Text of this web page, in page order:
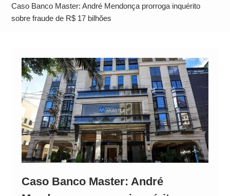
Neymar Chama Santos de “Esquisito” após
Vazamentos e Expõe Dívida de R$ 80 Milhões
Caso Banco Master: André Mendonça prorroga inquérito
sobre fraude de R$ 17 bilhões
Caso Banco Master: André